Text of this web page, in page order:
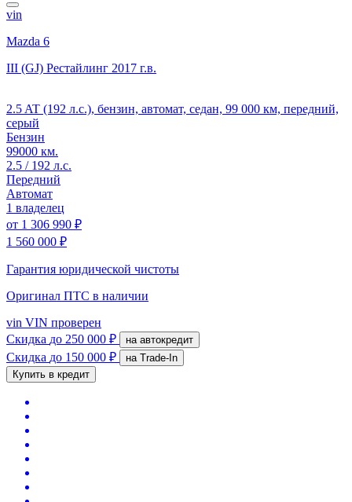
vin
Mazda 6
III (GJ) Рестайлинг 2017 г.в.
2.5 AT (192 л.с.), бензин, автомат, седан, 99 000 км, передний,
серый
Бензин
99000 км.
2.5 / 192 л.с.
Передний
Автомат
1 владелец
от 1 306 990 ₽
1 560 000 ₽
Гарантия юридической чистоты
Оригинал ПТС в наличии
vin VIN проверен
Скидка до 250 000 ₽ на автокредит
Скидка до 150 000 ₽
на Trade-In
Купить в кредит